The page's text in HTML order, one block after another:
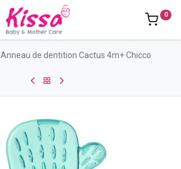
0
Anneau de dentition Cactus 4m+ Chicco